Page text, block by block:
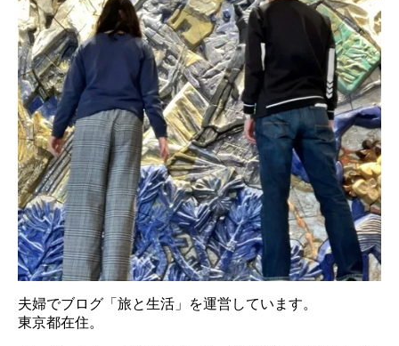
夫婦でブログ「旅と生活」を運営しています。
東京都在住。